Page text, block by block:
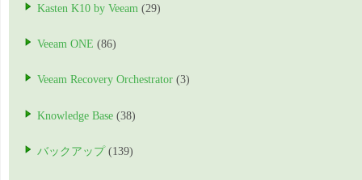
Kasten K10 by Veeam (29)
Veeam ONE (86)
Veeam Recovery Orchestrator (3)
Knowledge Base (38)
バックアップ (139)